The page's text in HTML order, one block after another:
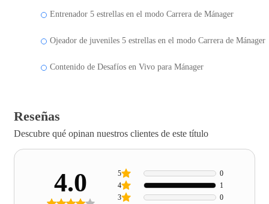
Entrenador 5 estrellas en el modo Carrera de Mánager
Ojeador de juveniles 5 estrellas en el modo Carrera de Mánager
Contenido de Desafíos en Vivo para Mánager
Reseñas
Descubre qué opinan nuestros clientes de este título
4.0 3 0
4 1
5 0